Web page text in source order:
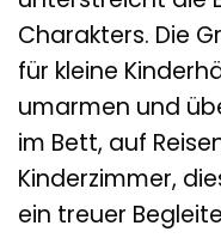
Charakters. Die
für kleine
umarmen und
im Bett, auf
Kinderzimmer,
ein treuer